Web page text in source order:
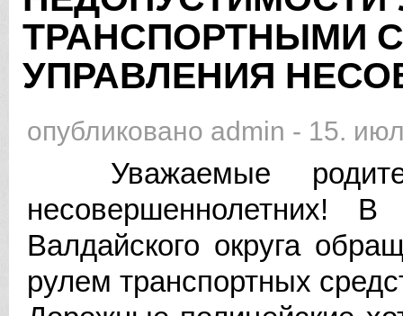
ТРАНСПОРТНЫМИ
УПРАВЛЕНИЯ
опубликовано admin - 15.
Уважаемые
несовершеннолетних! В
Валдайского округа
рулем транспортных